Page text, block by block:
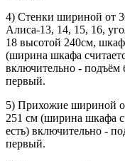
4) Стенки шириной от
Алиса-13, 14, 15, 16,
18 высотой 240см,
(ширина шкафа
включительно - подъём
первый.
5) Прихожие шириной
251 см (ширина шкафа
есть) включительно -
первый.